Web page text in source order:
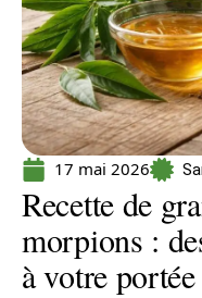
17 mai 2026
Recette de
morpions :
à votre portée